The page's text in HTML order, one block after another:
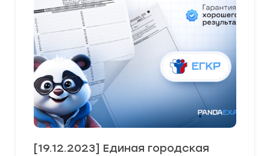
[19.12.2023] Единая городская